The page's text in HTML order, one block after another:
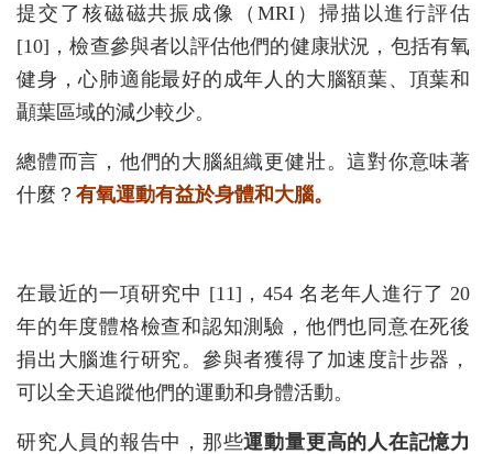
提交了核磁磁共振成像（MRI）掃描以進行評估
[10]，檢查參與者以評估他們的健康狀況，包括有氧
健身，心肺適能最好的成年人的大腦額葉、頂葉和
顳葉區域的減少較少。
總體而言，他們的大腦組織更健壯。這對你意味著
什麼？ 有氧運動有益於身體和大腦。
在最近的一項研究中 [11]，454 名老年人進行了 20
年的年度體格檢查和認知測驗，他們也同意在死後
捐出大腦進行研究。參與者獲得了加速度計步器，
可以全天追蹤他們的運動和身體活動。
研究人員的報告中，那些運動量更高的人在記憶力